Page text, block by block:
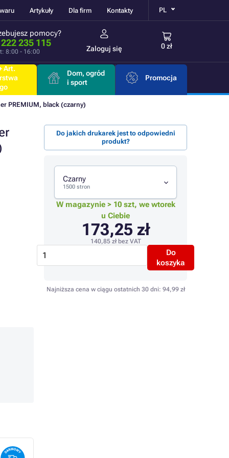
Artykuły Dla firm Kontakty PL
pomocy?
235 115
8:00 - 16:00 Zaloguj się 0 zł
Art.
Dom, ogród
i sport
Promocja
PREMIUM, black (czarny)
Do jakich drukarek jest to odpowiedni
produkt?
Czarny
1500 stron
W magazynie > 10 szt, we wtorek
u Ciebie
173,25 zł
140,85 złbez VAT
Do
koszyka
Najniższa cena w ciągu ostatnich 30 dni: 94,99 zł